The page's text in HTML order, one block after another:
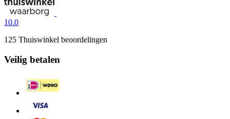
10.0
125 Thuiswinkel beoordelingen
Veilig betalen